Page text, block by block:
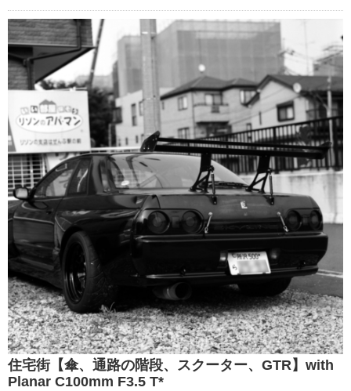
住宅街【傘、通路の階段、スクーター、GTR】with
Planar C100mm F3.5 T*